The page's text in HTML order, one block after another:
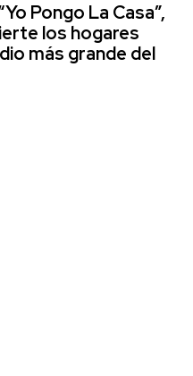
Pongo La Casa”,
los hogares
más grande del